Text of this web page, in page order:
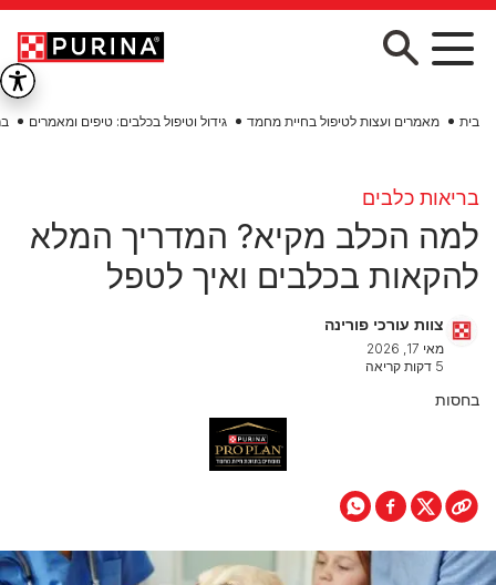
Skip to main content
בית מאמרים ועצות לטיפול בחיית מחמד גידול וטיפול בכלבים: טיפים ומאמרים
בריאות כלבים
למה הכלב מקיא? המדריך המלא
להקאות בכלבים ואיך לטפל
צוות עורכי פורינה
מאי 17, 2026
5 דקות קריאה
בחסות